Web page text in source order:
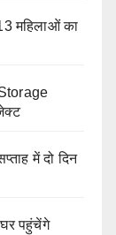
महिलाओं का
में दो दिन
घर पहुंचेंगे